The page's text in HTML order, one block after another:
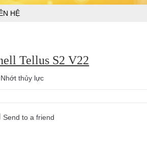
HỆ
Tellus S2 V22
Nhớt thủy lực
Send to a friend